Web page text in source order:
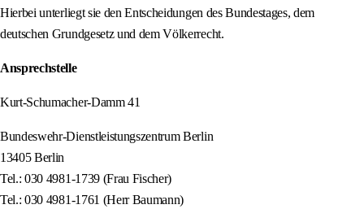
Hierbei unterliegt sie den Entscheidungen des Bundestages, dem
deutschen Grundgesetz und dem Völkerrecht.
Ansprechstelle
Kurt-Schumacher-Damm 41
Bundeswehr-Dienstleistungszentrum Berlin
13405 Berlin
Tel.: 030 4981-1739 (Frau Fischer)
Tel.: 030 4981-1761 (Herr Baumann)